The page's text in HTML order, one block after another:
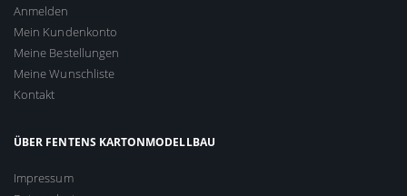
Anmelden
Mein Kundenkonto
Meine Bestellungen
Meine Wunschliste
Kontakt
ÜBER FENTENS KARTONMODELLBAU
Impressum